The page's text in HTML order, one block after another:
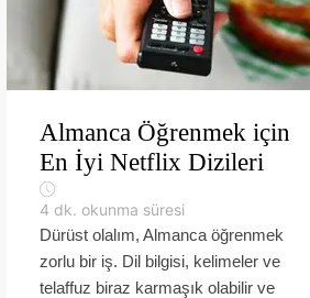
Almanca Öğrenmek için
En İyi Netflix Dizileri
4 dk. okunma süresi
Dürüst olalım, Almanca öğrenmek
zorlu bir iş. Dil bilgisi, kelimeler ve
telaffuz biraz karmaşık olabilir ve